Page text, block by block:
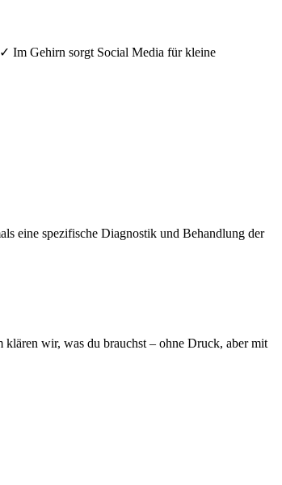
Im Gehirn sorgt Social Media für kleine
eine spezifische Diagnostik und Behandlung der
wir, was du brauchst – ohne Druck, aber mit